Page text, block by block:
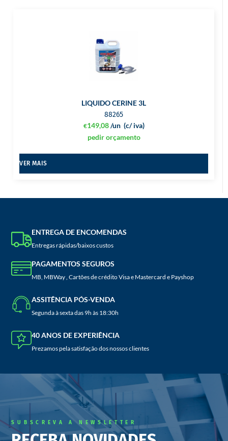
LIQUIDO CERINE 3L
88265
€149,08 (c/ iva)
/un
pedir orçamento
VER MAIS
ENTREGA DE ENCOMENDAS
Entregas rápidas/baixos custos
PAGAMENTOS SEGUROS
MB, MBWay , Cartões de crédito Visa e Mastercard e Payshop
ASSITÊNCIA PÓS-VENDA
Segunda à sexta das 9h às 18:30h
40 ANOS DE EXPERIÊNCIA
Prezamos pela satisfação dos nossos clientes
SUBSCREVA A NEWSLETTER